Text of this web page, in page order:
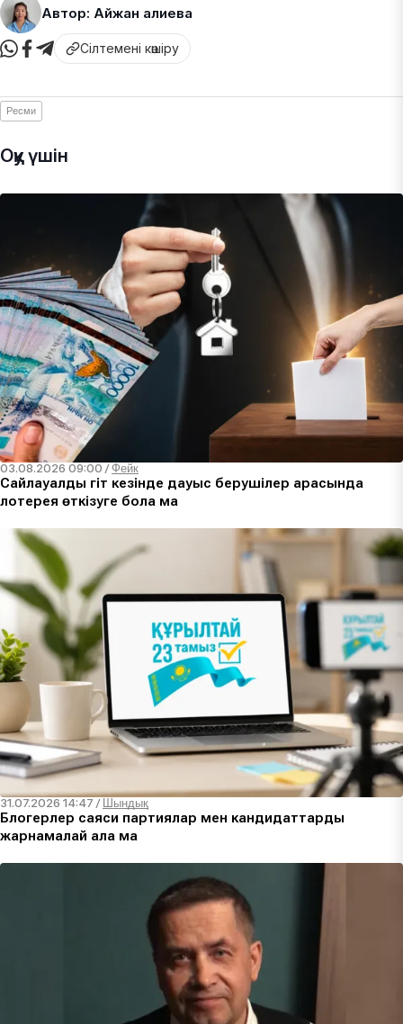
Автор: Айжан Қалиева
Сілтемені көшіру
Ресми
Оқу үшін
03.08.2026 09:00 /Фейк
Сайлауалды үгіт кезінде дауыс берушілер арасында
лотерея өткізуге бола ма
31.07.2026 14:47 / Шындық
Блогерлер саяси партиялар мен кандидаттарды
жарнамалай ала ма